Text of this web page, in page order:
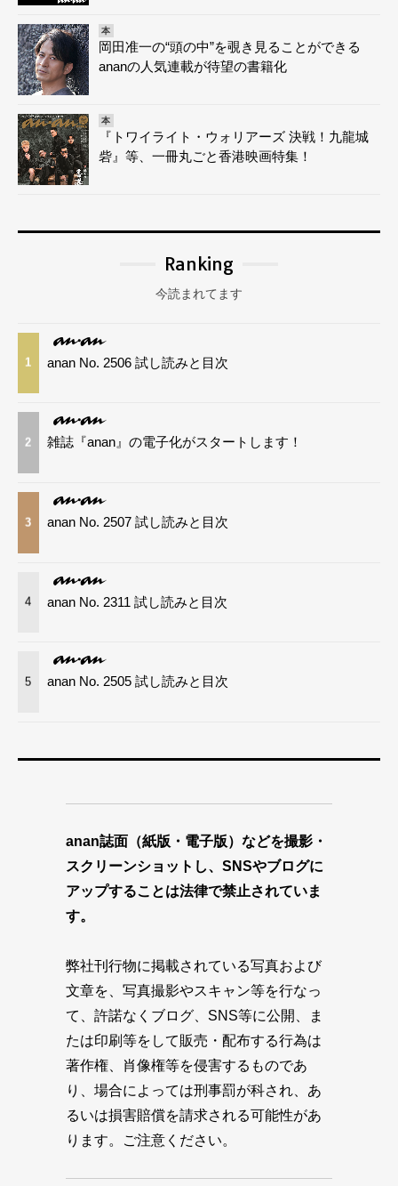
本
岡田准一の“頭の中”を覗き見ることができる
ananの人気連載が待望の書籍化
本
『トワイライト・ウォリアーズ 決戦！九龍城
砦』等、一冊丸ごと香港映画特集！
Ranking
今読まれてます
1 anan No. 2506 試し読みと目次
2 雑誌『anan』の電子化がスタートします！
3 anan No. 2507 試し読みと目次
4 anan No. 2311 試し読みと目次
5 anan No. 2505 試し読みと目次
anan誌面（紙版・電子版）などを撮影・
スクリーンショットし、SNSやブログに
アップすることは法律で禁止されていま
す。
弊社刊行物に掲載されている写真および
文章を、写真撮影やスキャン等を行なっ
て、許諾なくブログ、SNS等に公開、ま
たは印刷等をして販売・配布する行為は
著作権、肖像権等を侵害するものであ
り、場合によっては刑事罰が科され、あ
るいは損害賠償を請求される可能性があ
ります。ご注意ください。